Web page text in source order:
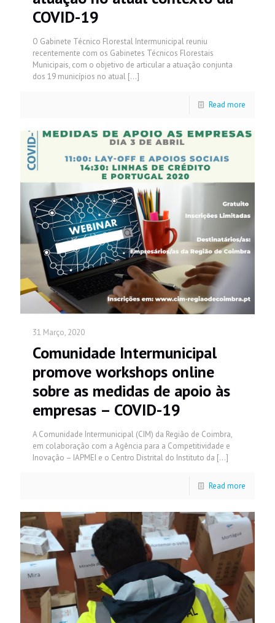
COVID-19
O Gabinete Técnico Florestal Intermunicipal reuniu
recentemente com os Gabinetes Técnicos Florestais
Municipais, com o objetivo de articular a atuação conjunta
dos 19 municípios no atual […]
Read more
31 Março, 2020
Comunidade Intermunicipal
promove workshops online
sobre as medidas de apoio às
empresas – COVID-19
A Comunidade Intermunicipal (CIM) da Região de Coimbra,
em colaboração com a Agência para a Competitividade e
Inovação – IAPMEI e o Centro Distrital do Instituto da […]
Read more